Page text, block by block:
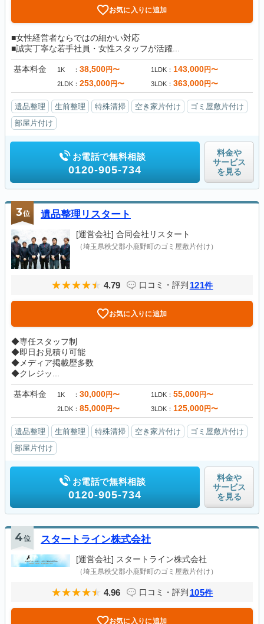
お気に入りに追加
■女性経営者ならではの細かい対応
■誠実丁寧な若手社員・女性スタッフが活躍...
基本料金 1K 38,500円〜 1LDK 143,000円〜
2LDK 253,000円〜 3LDK 363,000円〜
遺品整理 生前整理 特殊清掃 空き家片付け
ゴミ屋敷片付け
部屋片付け
お電話で無料相談
0120-905-734
料金や
サービス
を見る
3位 遺品整理リスタート
[運営会社] 合同会社リスタート
（埼玉県秩父郡小鹿野町のゴミ屋敷片付け）
4.79 口コミ・評判 121件
お気に入りに追加
◆専任スタッフ制
◆即日お見積り可能
◆メディア掲載歴多数
◆クレジッ...
基本料金 1K 30,000円〜 1LDK 55,000円〜
2LDK 85,000円〜 3LDK 125,000円〜
遺品整理 生前整理 特殊清掃 空き家片付け
ゴミ屋敷片付け
部屋片付け
お電話で無料相談
0120-905-734
料金や
サービス
を見る
4位 スタートライン株式会社
[運営会社] スタートライン株式会社
（埼玉県秩父郡小鹿野町のゴミ屋敷片付け）
4.96 口コミ・評判 105件
お気に入りに追加